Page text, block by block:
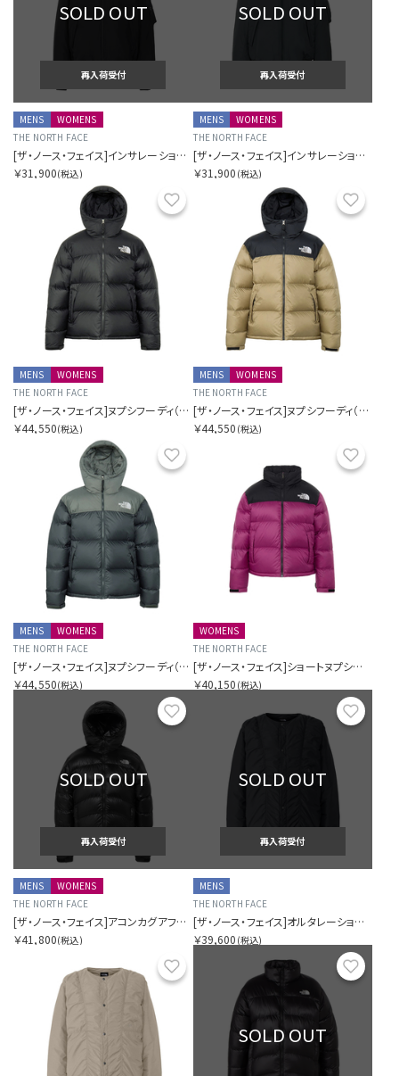
SOLD OUT
再入荷受付
MENS
WOMENS
THE NORTH FACE
[ザ・ノース・フェイス]インサレーションボンバージャケット
￥31,900(税込)
SOLD OUT
再入荷受付
MENS
WOMENS
THE NORTH FACE
[ザ・ノース・フェイス]インサレーションボンバージャケット
￥31,900 (税込)
お気に入り
MENS
WOMENS
THE NORTH FACE
[ザ・ノース・フェイス]ヌプシフーディ（ユニセックス）
￥44,550(税込)
MENS
WOMENS
THE NORTH FACE
[ザ・ノース・フェイス]ヌプシフーディ（ユニセックス）
￥44,550 (税込)
お気に入り
MENS
WOMENS
THE NORTH FACE
[ザ・ノース・フェイス]ヌプシフーディ（ユニセックス）
￥44,550(税込)
WOMENS
THE NORTH FACE
[ザ・ノース・フェイス]ショートヌプシジャケット（レディース）
￥40,150 (税込)
お気に入り
SOLD OUT
再入荷受付
MENS
WOMENS
THE NORTH FACE
[ザ・ノース・フェイス]アコンカグアフーディー（ユニセックス）
￥41,800(税込)
SOLD OUT
再入荷受付
MENS
THE NORTH FACE
[ザ・ノース・フェイス]オルタレーションゼファーシェルカーディガン（メンズ）
￥39,600 (税込)
お気に入り
SOLD OUT